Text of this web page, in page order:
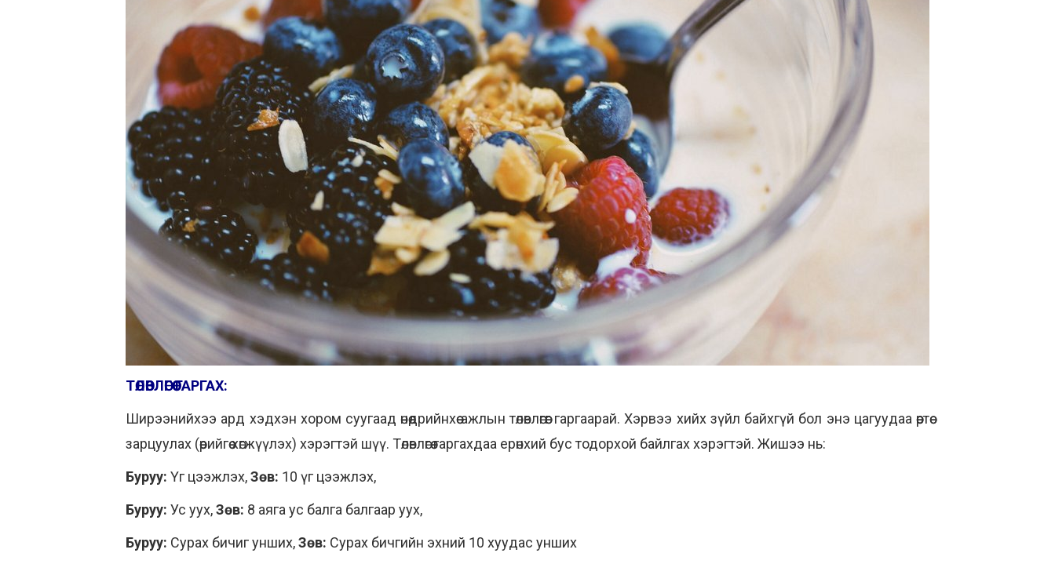
ТӨЛӨВЛӨГӨӨ ГАРГАХ:
Ширээнийхээ ард хэдхэн хором суугаад өнөөдрийнхөө ажлын төлөвлөгөөг гаргаарай. Хэрвээ хийх зүйл байхгүй бол энэ цагуудаа өөртөө
зарцуулах (өөрийгөө хөгжүүлэх) хэрэгтэй шүү. Төлөвлөгөө гаргахдаа ерөнхий бус тодорхой байлгах хэрэгтэй. Жишээ нь:
Буруу: Үг цээжлэх,Зөв: 10 үг цээжлэх,
Буруу: Ус уух,Зөв: 8 аяга ус балга балгаар уух,
Буруу: Сурах бичиг унших,Зөв: Сурах бичгийн эхний 10 хуудас унших